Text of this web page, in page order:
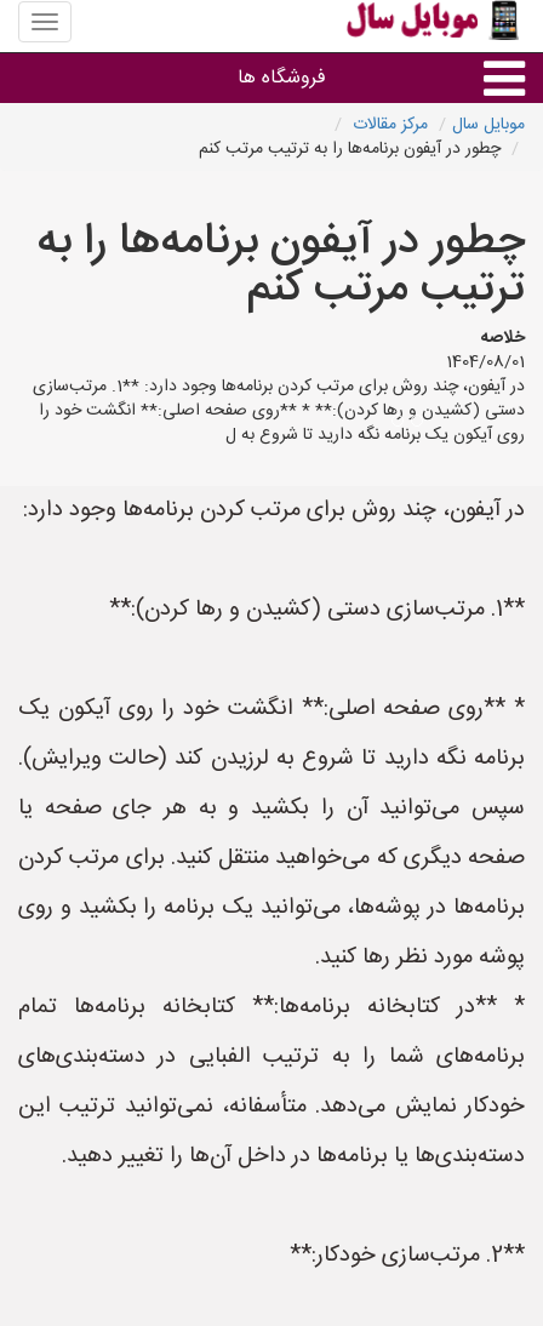
منوی
سایت
سال
فروشگاه ها
موبایل و تبلت
سایر گروه ها
فروشگاه های موبایل
موبایل سال
مرکز مقالات
چطور در آیفون برنامه‌ها را به ترتیب مرتب کنم
چطور در آیفون برنامه‌ها را به
ترتیب مرتب کنم
خلاصه
1404/08/01
در آیفون، چند روش برای مرتب کردن برنامه‌ها وجود دارد: **1. مرتب‌سازی
دستی (کشیدن و رها کردن):** * **روی صفحه اصلی:** انگشت خود را
روی آیکون یک برنامه نگه دارید تا شروع به ل
در آیفون، چند روش برای مرتب کردن برنامه‌ها وجود دارد:
**1. مرتب‌سازی دستی (کشیدن و رها کردن):**
* **روی صفحه اصلی:** انگشت خود را روی آیکون یک
برنامه نگه دارید تا شروع به لرزیدن کند (حالت ویرایش).
سپس می‌توانید آن را بکشید و به هر جای صفحه یا
صفحه دیگری که می‌خواهید منتقل کنید. برای مرتب کردن
برنامه‌ها در پوشه‌ها، می‌توانید یک برنامه را بکشید و روی
پوشه مورد نظر رها کنید.
* **در کتابخانه برنامه‌ها:** کتابخانه برنامه‌ها تمام
برنامه‌های شما را به ترتیب الفبایی در دسته‌بندی‌های
خودکار نمایش می‌دهد. متأسفانه، نمی‌توانید ترتیب این
دسته‌بندی‌ها یا برنامه‌ها در داخل آن‌ها را تغییر دهید.
**2. مرتب‌سازی خودکار:**